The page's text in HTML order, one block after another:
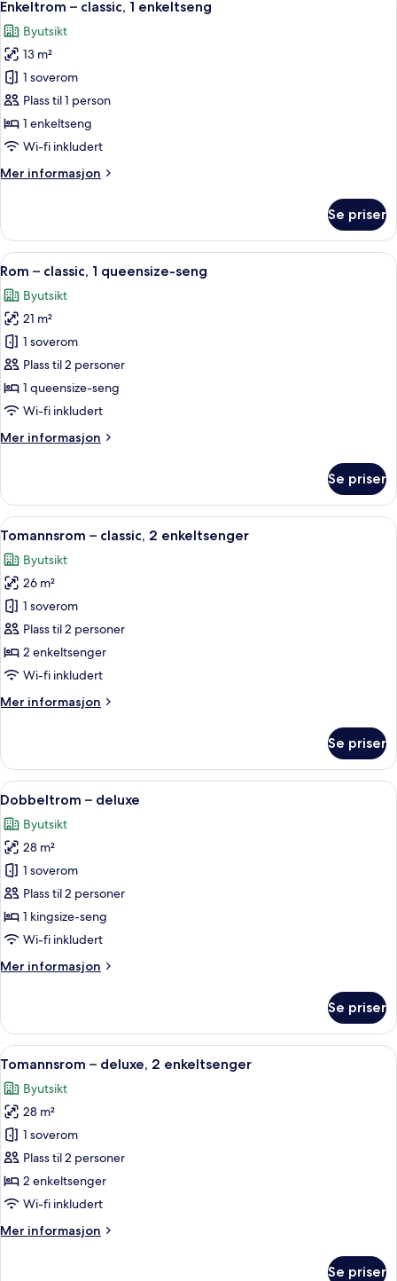
alle
bildene
av
Enkeltrom
–
classic,
1
Enkeltrom – classic, 1 enkeltseng
Byutsikt
13 m²
1 soverom
Plass til 1 person
1 enkeltseng
Wi-fi inkludert
Mer informasjon
Mer
–
classic,
1
Se priser
Åpne
alle
bildene
av
Rom
–
classic,
1
seng
Sengetøy av topp kvalitet, minibar,
3
Rom – classic, 1 queensize-seng
Byutsikt
21 m²
1 soverom
Plass til 2 personer
1 queensize-seng
Wi-fi inkludert
Mer informasjon
Mer
–
classic,
1
seng
Se priser
Åpne
alle
bildene
av
Tomannsrom
–
classic,
2
Sengetøy av topp kvalitet, minibar,
3
Tomannsrom – classic, 2 enkeltsenger
Byutsikt
26 m²
1 soverom
Plass til 2 personer
2 enkeltsenger
Wi-fi inkludert
Mer informasjon
Mer
–
classic,
2
Se priser
Åpne
alle
bildene
av
Dobbeltrom
–
deluxe
Sengetøy av topp kvalitet, minibar,
4
Dobbeltrom – deluxe
Byutsikt
28 m²
1 soverom
Plass til 2 personer
1 kingsize-seng
Wi-fi inkludert
Mer informasjon
Mer
–
deluxe
Se priser
Åpne
alle
bildene
av
Tomannsrom
–
deluxe,
2
Sengetøy av topp kvalitet, minibar,
3
Tomannsrom – deluxe, 2 enkeltsenger
Byutsikt
28 m²
1 soverom
Plass til 2 personer
2 enkeltsenger
Wi-fi inkludert
Mer informasjon
Mer
Se priser